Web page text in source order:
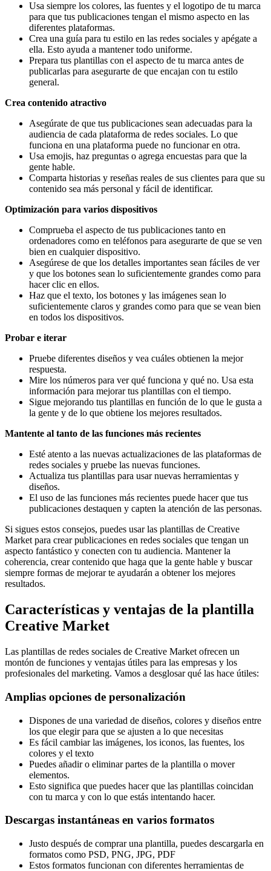
Usa siempre los colores, las fuentes y el logotipo de tu marca
para que tus publicaciones tengan el mismo aspecto en las
diferentes plataformas.
Crea una guía para tu estilo en las redes sociales y apégate a
ella. Esto ayuda a mantener todo uniforme.
Prepara tus plantillas con el aspecto de tu marca antes de
publicarlas para asegurarte de que encajan con tu estilo
general.
Crea contenido atractivo
Asegúrate de que tus publicaciones sean adecuadas para la
audiencia de cada plataforma de redes sociales. Lo que
funciona en una plataforma puede no funcionar en otra.
Usa emojis, haz preguntas o agrega encuestas para que la
gente hable.
Comparta historias y reseñas reales de sus clientes para que su
contenido sea más personal y fácil de identificar.
Optimización para varios dispositivos
Comprueba el aspecto de tus publicaciones tanto en
ordenadores como en teléfonos para asegurarte de que se ven
bien en cualquier dispositivo.
Asegúrese de que los detalles importantes sean fáciles de ver
y que los botones sean lo suficientemente grandes como para
hacer clic en ellos.
Haz que el texto, los botones y las imágenes sean lo
suficientemente claros y grandes como para que se vean bien
en todos los dispositivos.
Probar e iterar
Pruebe diferentes diseños y vea cuáles obtienen la mejor
respuesta.
Mire los números para ver qué funciona y qué no. Usa esta
información para mejorar tus plantillas con el tiempo.
Sigue mejorando tus plantillas en función de lo que le gusta a
la gente y de lo que obtiene los mejores resultados.
Mantente al tanto de las funciones más recientes
Esté atento a las nuevas actualizaciones de las plataformas de
redes sociales y pruebe las nuevas funciones.
Actualiza tus plantillas para usar nuevas herramientas y
diseños.
El uso de las funciones más recientes puede hacer que tus
publicaciones destaquen y capten la atención de las personas.
Si sigues estos consejos, puedes usar las plantillas de Creative
Market para crear publicaciones en redes sociales que tengan un
aspecto fantástico y conecten con tu audiencia. Mantener la
coherencia, crear contenido que haga que la gente hable y buscar
siempre formas de mejorar te ayudarán a obtener los mejores
resultados.
Características y ventajas de la plantilla
Creative Market
Las plantillas de redes sociales de Creative Market ofrecen un
montón de funciones y ventajas útiles para las empresas y los
profesionales del marketing. Vamos a desglosar qué las hace útiles:
Amplias opciones de personalización
Dispones de una variedad de diseños, colores y diseños entre
los que elegir para que se ajusten a lo que necesitas
Es fácil cambiar las imágenes, los iconos, las fuentes, los
colores y el texto
Puedes añadir o eliminar partes de la plantilla o mover
elementos.
Esto significa que puedes hacer que las plantillas coincidan
con tu marca y con lo que estás intentando hacer.
Descargas instantáneas en varios formatos
Justo después de comprar una plantilla, puedes descargarla en
formatos como PSD, PNG, JPG, PDF
Estos formatos funcionan con diferentes herramientas de